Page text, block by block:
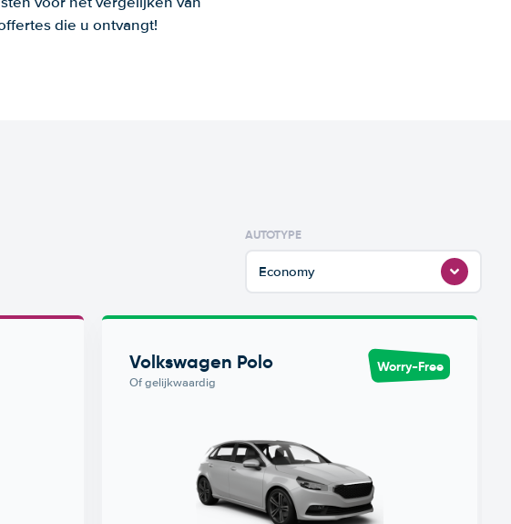
die u ontvangt!
AUTOTYPE
Economy
Volkswagen Polo
Of gelijkwaardig
Worry-Free